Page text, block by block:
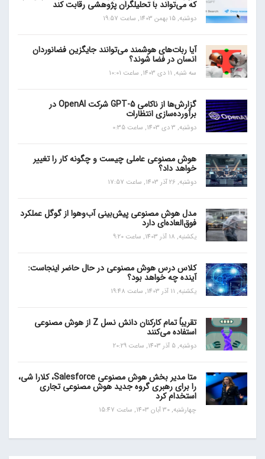
که می‌تواند با تحلیلگران پژوهشی رقابت کند
دوشنبه, 15 بهمن 1403, ساعت 19:57
آیا ربات‌های هوشمند می‌توانند جایگزین فضانوردان
انسان در فضا شوند؟
سه شنبه, 11 دی 1403, ساعت 10:01
گزارش‌ها از ناکامی GPT-5 شرکت OpenAI در
برآورده‌سازی انتظارات
دوشنبه, 3 دی 1403, ساعت 0:35
هوش مصنوعی عاملی چیست و چگونه کار را تغییر
خواهد داد؟
دوشنبه, 26 آذر 1403, ساعت 17:57
مدل هوش مصنوعی پیش‌بینی آب‌و‌هوا از گوگل عملکرد
فوق‌العاده‌ای دارد
یکشنبه, 18 آذر 1403, ساعت 9:20
کلاس درس هوش مصنوعی در حال حاضر اینجاست:
آینده چه خواهد بود؟
یکشنبه, 11 آذر 1403, ساعت 19:48
تقریباً تمام کارکنان دانش نسل Z از هوش مصنوعی
استفاده می‌کنند
دوشنبه, 5 آذر 1403, ساعت 20:29
متا مدیر بخش هوش مصنوعی Salesforce، کلارا شی،
را برای رهبری گروه جدید هوش مصنوعی تجاری
استخدام کرد
چهارشنبه, 30 آبان 1403, ساعت 15:47